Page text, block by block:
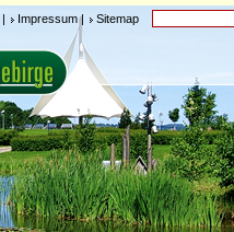
| Impressum| Sitemap